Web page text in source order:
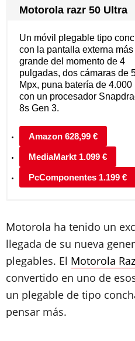
Motorola razr 50 Ultra
Amazon 628,99 €
MediaMarkt 1.099 €
PcComponentes 1.199 €
Un móvil plegable tipo
con la pantalla externa más
grande del momento de 4
pulgadas, dos cámaras de
Mpx, puna batería de 4.000
con un procesador
8s Gen 3.
Motorola ha tenido un
llegada de su nueva
plegables. El Motorola
convertido en uno de
un plegable de tipo
pensar más.